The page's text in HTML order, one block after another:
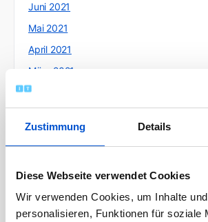
Zustimmung Details
Diese Webseite verwendet Cookies
Wir verwenden Cookies, um Inhalte
personalisieren, Funktionen für soziale
Juni 2021
Mai 2021
April 2021
März 2021
Februar 2021
Dezember 2020
Oktober 2020
September 2020